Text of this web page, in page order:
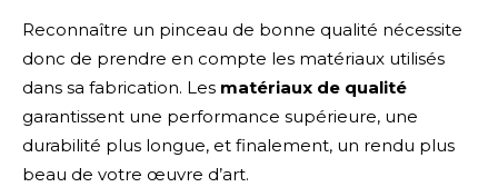
Reconnaître un pinceau de bonne qualité nécessite
donc de prendre en compte les matériaux utilisés
dans sa fabrication. Les matériaux de qualité
garantissent une performance supérieure, une
durabilité plus longue, et finalement, un rendu plus
beau de votre œuvre d’art.